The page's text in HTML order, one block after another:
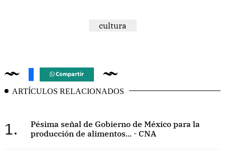
cultura
Compartir
ARTÍCULOS RELACIONADOS
1.
Pésima señal de Gobierno de México para la
producción de alimentos... - CNA